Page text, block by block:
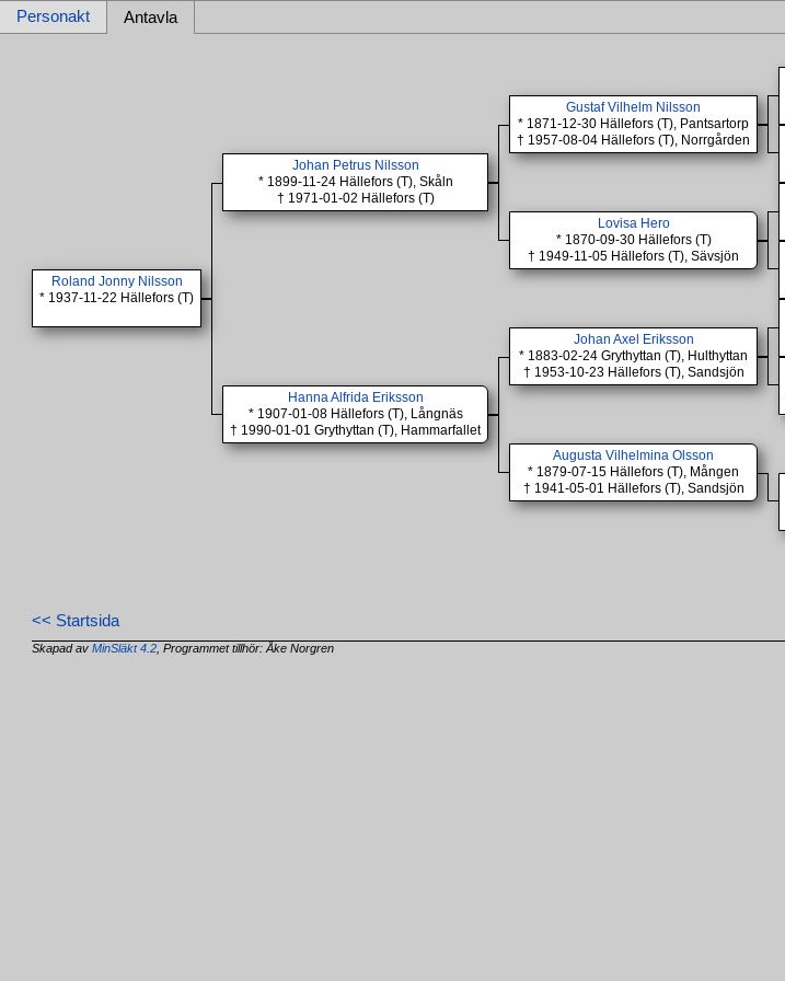
Personakt Antavla
Roland Jonny Nilsson
* 1937-11-22 Hällefors (T)
Johan Petrus Nilsson
* 1899-11-24 Hällefors (T), Skåln
† 1971-01-02 Hällefors (T)
Gustaf Vilhelm Nilsson
* 1871-12-30 Hällefors (T), Pantsartorp
† 1957-08-04 Hällefors (T), Norrgården
Lovisa Hero
* 1870-09-30 Hällefors (T)
† 1949-11-05 Hällefors (T), Sävsjön
Hanna Alfrida Eriksson
* 1907-01-08 Hällefors (T), Långnäs
† 1990-01-01 Grythyttan (T), Hammarfallet
Johan Axel Eriksson
* 1883-02-24 Grythyttan (T), Hulthyttan
† 1953-10-23 Hällefors (T), Sandsjön
Augusta Vilhelmina Olsson
* 1879-07-15 Hällefors (T), Mången
† 1941-05-01 Hällefors (T), Sandsjön
<< Startsida
Skapad avMinSläkt 4.2 , Programmet tillhör: Åke Norgren